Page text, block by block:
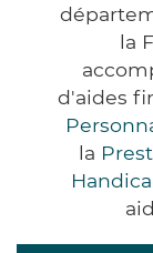
la
d'aides
la